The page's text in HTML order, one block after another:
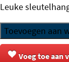
was:
€2,30.
is:
€1,50.
Leuke
Sleutelhanger
-
Akita
Toevoegen aan
Voeg toe aan